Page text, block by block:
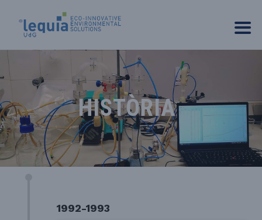
HISTÒRIA
1992-1993